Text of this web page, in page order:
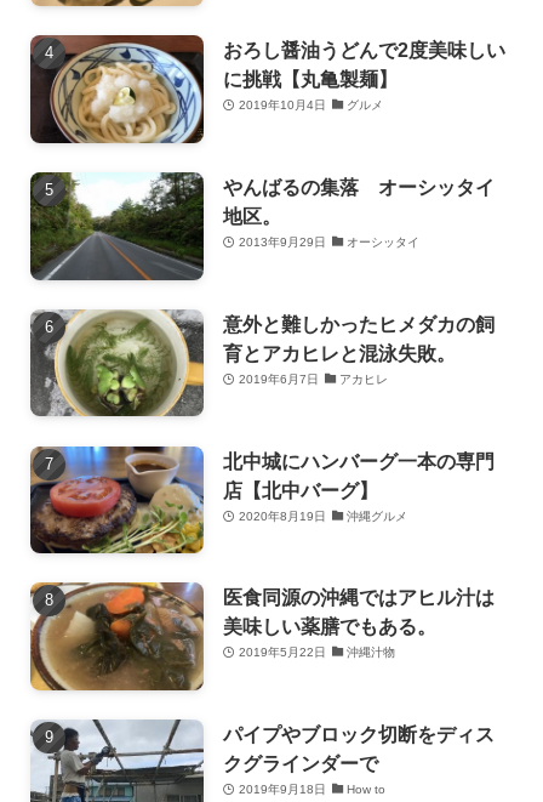
おろし醤油うどんで2度美味しい
に挑戦【丸亀製麺】
2019年10月4日 グルメ
やんばるの集落 オーシッタイ
地区。
2013年9月29日 オーシッタイ
意外と難しかったヒメダカの飼
育とアカヒレと混泳失敗。
2019年6月7日 アカヒレ
北中城にハンバーグ一本の専門
店【北中バーグ】
2020年8月19日 沖縄グルメ
医食同源の沖縄ではアヒル汁は
美味しい薬膳でもある。
2019年5月22日 沖縄汁物
パイプやブロック切断をディス
クグラインダーで
2019年9月18日 How to